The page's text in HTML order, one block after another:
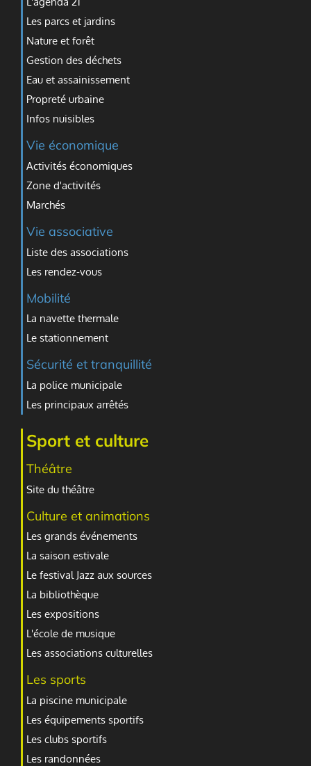
Les parcs et jardins
Nature et forêt
Gestion des déchets
Eau et assainissement
Propreté urbaine
Infos nuisibles
Vie économique
Activités économiques
Zone d'activités
Marchés
Vie associative
Liste des associations
Les rendez-vous
Mobilité
La navette thermale
Le stationnement
Sécurité et tranquillité
La police municipale
Les principaux arrêtés
Sport et culture
Théâtre
Site du théâtre
Culture et animations
Les grands événements
La saison estivale
Le festival Jazz aux sources
La bibliothèque
Les expositions
L'école de musique
Les associations culturelles
Les sports
La piscine municipale
Les équipements sportifs
Les clubs sportifs
Les randonnées